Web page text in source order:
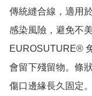
傳統縫合線，適用
感染風險，避免不
EUROSUTURE®
會留下殘留物。條
傷口邊緣長久固定。